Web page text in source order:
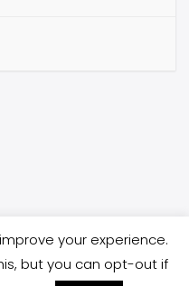
reserved. All images
you are not allowed
your experience.
but you can opt-out if